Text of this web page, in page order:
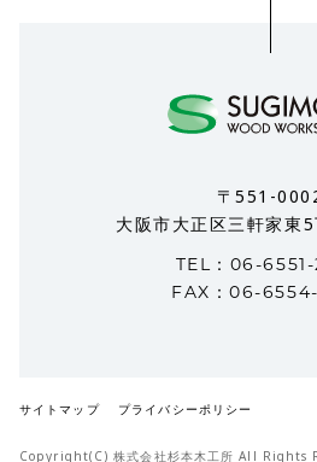
〒551-
大阪市大正区三軒家東
TEL：06-
FAX：06-
サイトマップ
プライバシーポリシー